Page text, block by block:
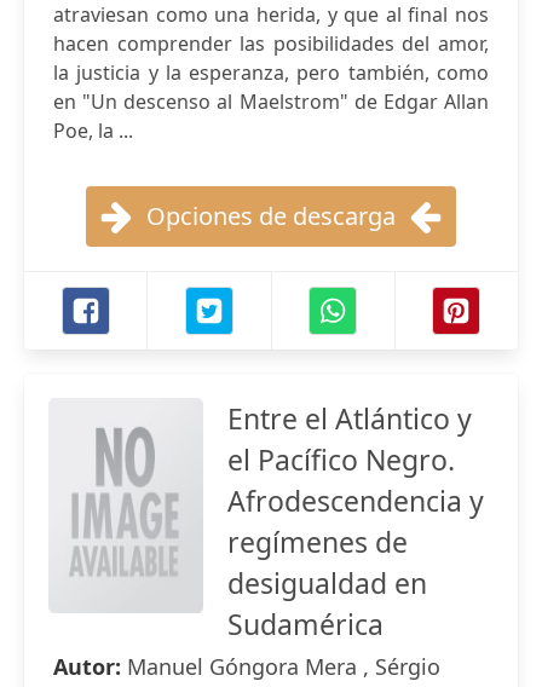
atraviesan como una herida, y que al final nos
hacen comprender las posibilidades del amor,
la justicia y la esperanza, pero también, como
en "Un descenso al Maelstrom" de Edgar Allan
Poe, la ...
Opciones de descarga
Entre el Atlántico y
el Pacífico Negro.
Afrodescendencia y
regímenes de
desigualdad en
Sudamérica
Autor: Manuel Góngora Mera , Sérgio